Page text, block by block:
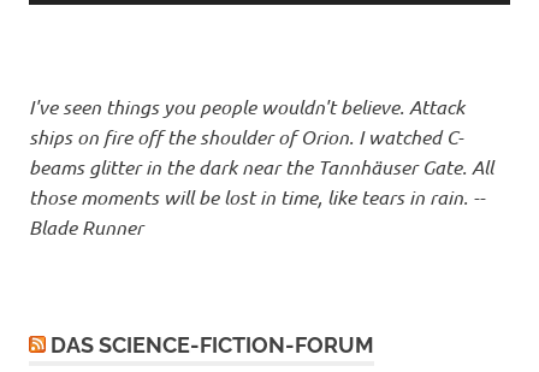
I've seen things you people wouldn't believe. Attack
ships on fire off the shoulder of Orion. I watched C-
beams glitter in the dark near the Tannhäuser Gate. All
those moments will be lost in time, like tears in rain. --
Blade Runner
DAS SCIENCE-FICTION-FORUM